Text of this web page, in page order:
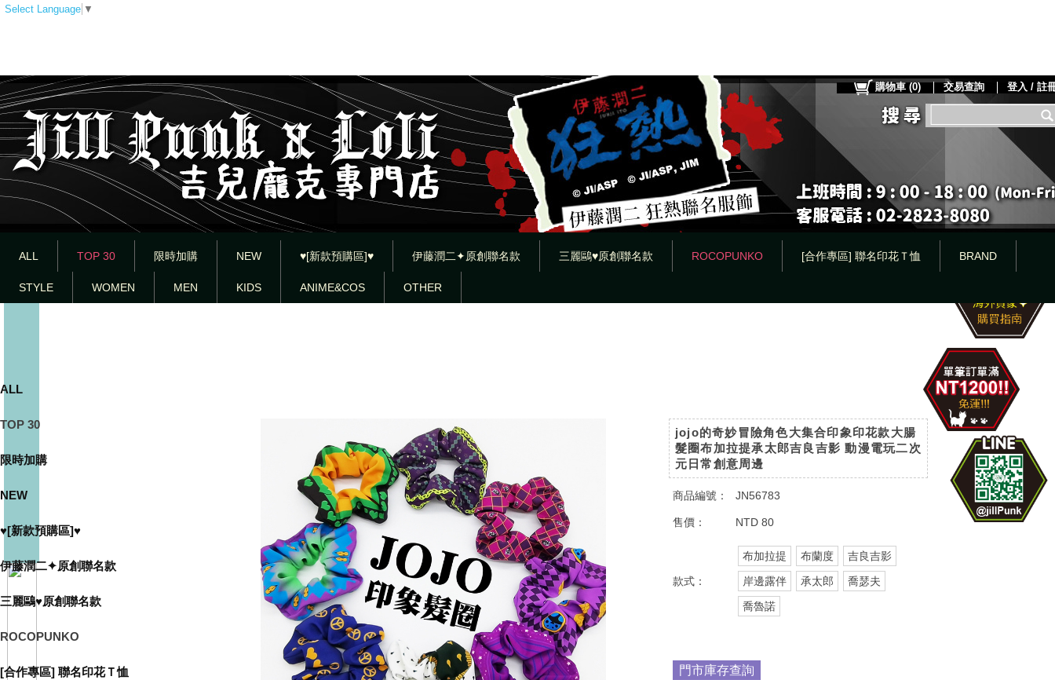
Select Language ▼
ALL TOP 30 限時加購 NEW ♥[新款預購區]♥ 伊藤潤二✦原創聯名款 三麗鷗♥原創聯名款 ROCOPUNKO [合作專區] 聯名印花Ｔ恤 BRAND
STYLE WOMEN MEN KIDS ANIME&COS OTHER
購物車 (0) 交易查詢 登入 / 註
ALL
TOP 30
限時加購
NEW
♥[新款預購區]♥
伊藤潤二✦原創聯名款
三麗鷗♥原創聯名款
ROCOPUNKO
[合作專區] 聯名印花Ｔ恤
jojo的奇妙冒險角色大集合印象印花款大腸
髮圈布加拉提承太郎吉良吉影 動漫電玩二次
元日常創意周邊
商品編號： JN56783
售價： NTD 80
款式：
布加拉提 布蘭度
吉良吉影
岸邊露伴
承太郎
喬瑟夫
喬魯諾
門市庫存查詢